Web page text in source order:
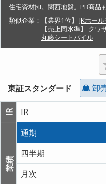
住宅資材卸。関西地盤。PB商品
類似企業：
【業界1位】
JKホー
【売上同水準】
クワ
丸藤シートパイル
東証スタンダード 卸
IR IR
業績
通期
四半期
月次